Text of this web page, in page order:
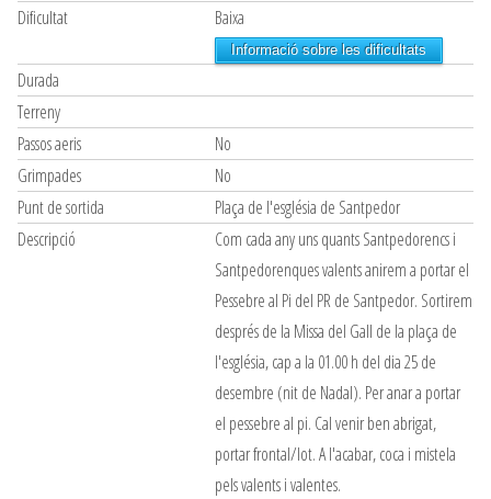
Dificultat
Baixa
Informació sobre les dificultats
Durada
Terreny
Passos aeris
No
Grimpades
No
Punt de sortida
Plaça de l'església de Santpedor
Descripció
Com cada any uns quants Santpedorencs i
Santpedorenques valents anirem a portar el
Pessebre al Pi del PR de Santpedor. Sortirem
després de la Missa del Gall de la plaça de
l'església, cap a la 01.00 h del dia 25 de
desembre (nit de Nadal). Per anar a portar
el pessebre al pi. Cal venir ben abrigat,
portar frontal/lot. A l'acabar, coca i mistela
pels valents i valentes.